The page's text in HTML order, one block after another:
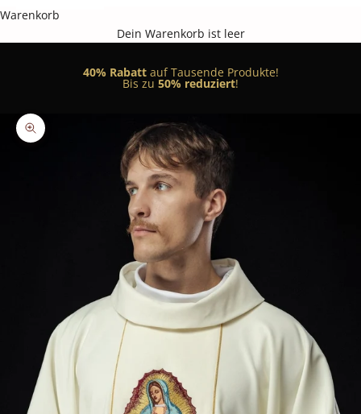
Warenkorb
Dein Warenkorb ist leer
40% Rabatt auf Tausende Produkte!
Bis zu 50% reduziert!
Bild vergrößern